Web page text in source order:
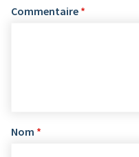
Commentaire *
Nom *